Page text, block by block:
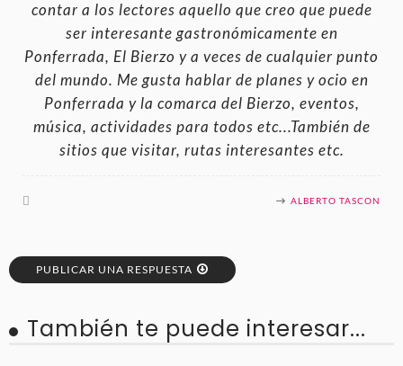
contar a los lectores aquello que creo que puede
ser interesante gastronómicamente en
Ponferrada, El Bierzo y a veces de cualquier punto
del mundo. Me gusta hablar de planes y ocio en
Ponferrada y la comarca del Bierzo, eventos,
música, actividades para todos etc...También de
sitios que visitar, rutas interesantes etc.
ALBERTO TASCON
PUBLICAR UNA RESPUESTA
También te puede interesar...